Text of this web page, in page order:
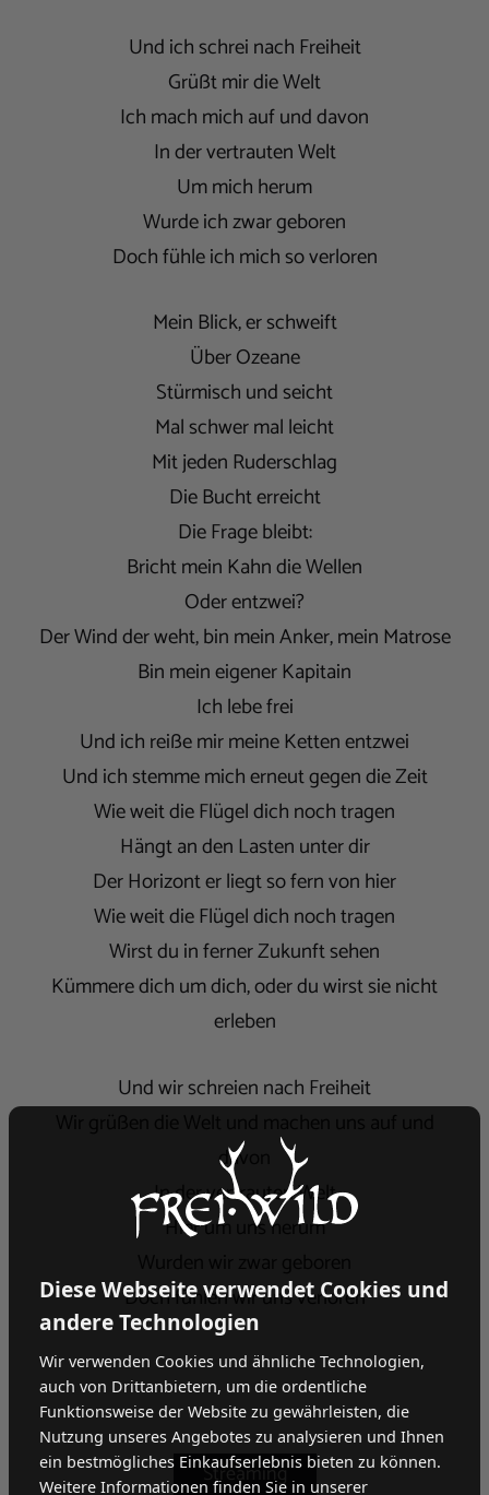
Und ich schrei nach Freiheit
Grüßt mir die Welt
Ich mach mich auf und davon
In der vertrauten Welt
Um mich herum
Wurde ich zwar geboren
Doch fühle ich mich so verloren
Mein Blick, er schweift
Über Ozeane
Stürmisch und seicht
Mal schwer mal leicht
Mit jeden Ruderschlag
Die Bucht erreicht
Die Frage bleibt:
Bricht mein Kahn die Wellen
Oder entzwei?
Der Wind der weht, bin mein Anker, mein Matrose
Bin mein eigener Kapitain
Ich lebe frei
Und ich reiße mir meine Ketten entzwei
Und ich stemme mich erneut gegen die Zeit
Wie weit die Flügel dich noch tragen
Hängt an den Lasten unter dir
Der Horizont er liegt so fern von hier
Wie weit die Flügel dich noch tragen
Wirst du in ferner Zukunft sehen
Kümmere dich um dich, oder du wirst sie nicht
erleben
Und wir schreien nach Freiheit
davon
In der vertrauten Welt
Hier um uns herum
Doch fühlen wir uns verloren
Diese Webseite verwendet Cookies und
andere Technologien
Wir verwenden Cookies und ähnliche Technologien,
auch von Drittanbietern, um die ordentliche
Funktionsweise der Website zu gewährleisten, die
Nutzung unseres Angebotes zu analysieren und Ihnen
ein bestmögliches Einkaufserlebnis bieten zu können.
Weitere Informationen finden Sie in unserer